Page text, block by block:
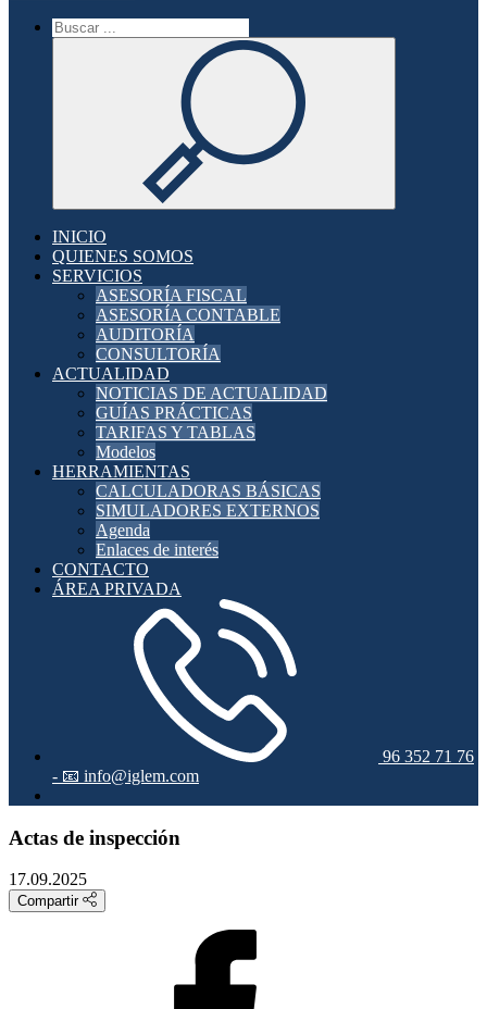
INICIO
QUIENES SOMOS
SERVICIOS
ASESORÍA FISCAL
ASESORÍA CONTABLE
AUDITORÍA
CONSULTORÍA
ACTUALIDAD
NOTICIAS DE ACTUALIDAD
GUÍAS PRÁCTICAS
TARIFAS Y TABLAS
Modelos
HERRAMIENTAS
CALCULADORAS BÁSICAS
SIMULADORES EXTERNOS
Agenda
Enlaces de interés
CONTACTO
ÁREA PRIVADA
96 352 71 76
- 📧 info@iglem.com
Actas de inspección
17.09.2025
Compartir